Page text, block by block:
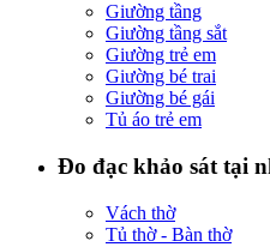
Giường tầng
Giường tầng sắt
Giường trẻ em
Giường bé trai
Giường bé gái
Tủ áo trẻ em
Đo đạc khảo sát tại
Vách thờ
Tủ thờ - Bàn thờ